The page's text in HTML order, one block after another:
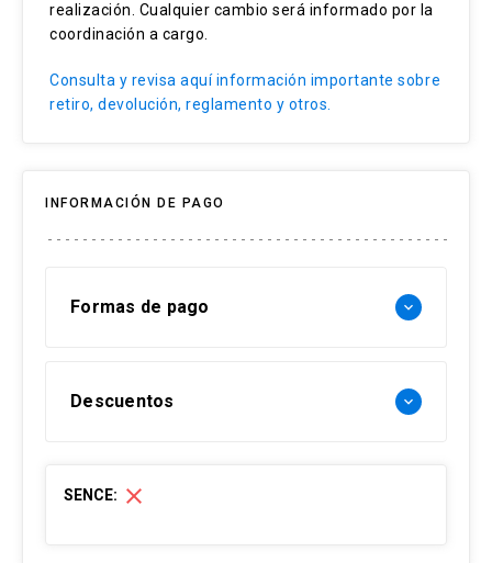
realización. Cualquier cambio será informado por la
coordinación a cargo.
Consulta y revisa aquí información importante sobre
retiro, devolución, reglamento y otros.
INFORMACIÓN DE PAGO
Formas de pago keyboard_arrow_down
- Transferencia Bancaria:
Descuentos keyboard_arrow_down
SENCE: close